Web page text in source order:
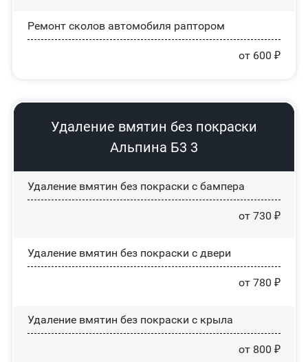
Ремонт сколов автомобиля раптором
от 600 ₽
Удаление вмятин без покраски
Альпина Б3 3
Удаление вмятин без покраски с бампера
от 730 ₽
Удаление вмятин без покраски с двери
от 780 ₽
Удаление вмятин без покраски с крыла
от 800 ₽